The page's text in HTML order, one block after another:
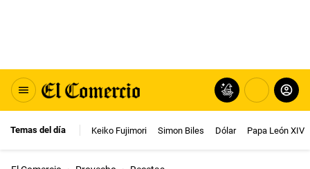
Temas del día Keiko Fujimori Simon Biles Dólar Papa León XIV